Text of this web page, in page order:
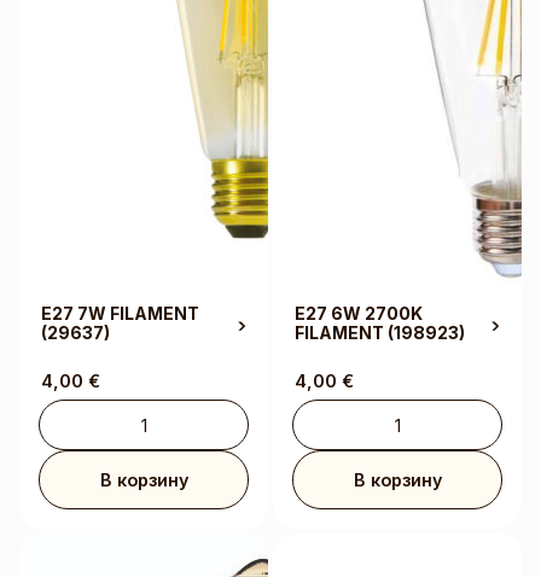
E27 7W FILAMENT
(29637)
4,00 €
В корзину
E27 6W 2700K
FILAMENT (198923)
4,00 €
В корзину